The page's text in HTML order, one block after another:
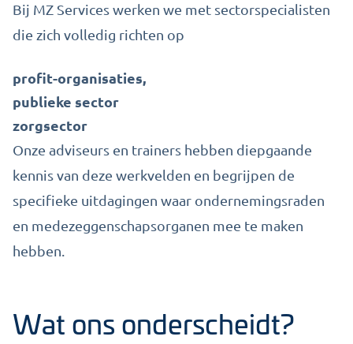
Bij MZ Services werken we met sectorspecialisten
die zich volledig richten op
profit-organisaties,
publieke sector
zorgsector
Onze adviseurs en trainers hebben diepgaande
kennis van deze werkvelden en begrijpen de
specifieke uitdagingen waar ondernemingsraden
en medezeggenschapsorganen mee te maken
hebben.
Wat ons onderscheidt?